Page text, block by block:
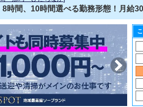
8時間、10時間選べる勤務形態！月給